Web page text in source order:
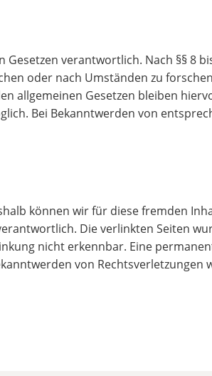
verantwortlich. Nach §§ 8
oder nach Umständen zu
allgemeinen Gesetzen bleiben
Bei Bekanntwerden von
können wir für diese fremden
Die verlinkten Seiten
nicht erkennbar. Eine
von Rechtsverletzungen